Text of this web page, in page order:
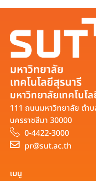
มหาวิทยาลัยเทคโนโ
111 ถนนมหาวิทยาลัย ตำ
นครราชสีมา 30000
0-4422-3000
pr@sut.ac.th
เมนู